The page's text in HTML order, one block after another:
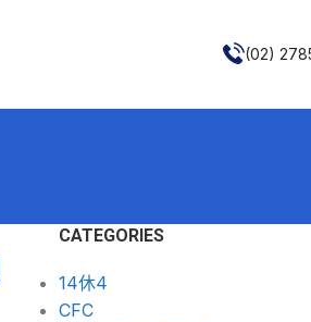
(02)
CATEGORIES
14休4
CFC